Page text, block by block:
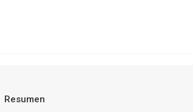
Resumen